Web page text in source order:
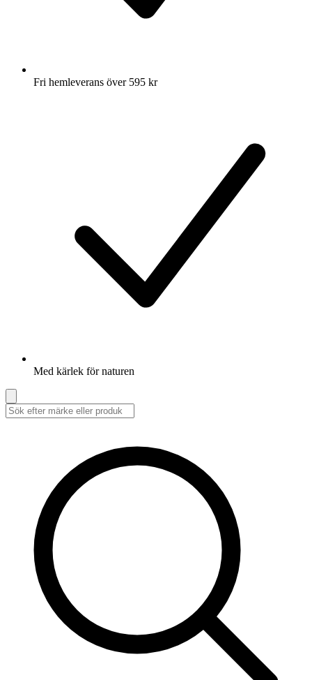
Fri hemleverans över 595 kr
Med kärlek för naturen